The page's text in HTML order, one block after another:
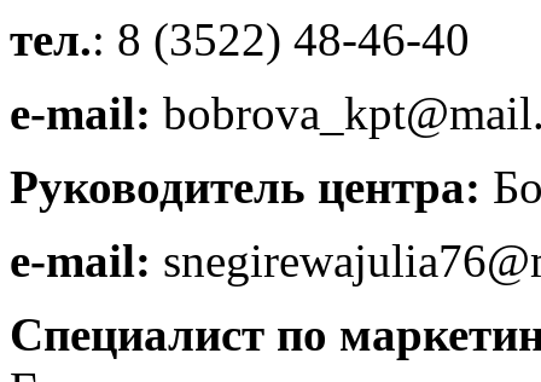
тел.: 8 (3522) 48-46-40
е-mail:
Руководитель центра:
е-mail:
Специалист по